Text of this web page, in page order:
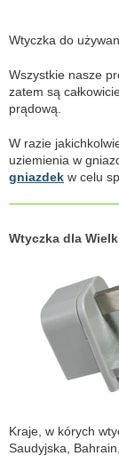
Wtyczka do
Wszystkie nasze
zatem są
prądową.
W razie
uziemienia w
gniazdek w celu
Wtyczka dla
Kraje, w kórych
Saudyjska,